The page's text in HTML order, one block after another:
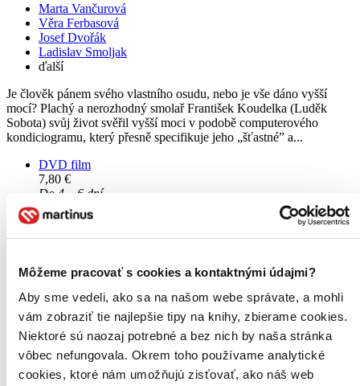
Môžeme pracovať s cookies a kontaktnými údajmi?
Aby sme vedeli, ako sa na našom webe správate, a mohli
vám zobraziť tie najlepšie tipy na knihy, zbierame cookies.
Niektoré sú naozaj potrebné a bez nich by naša stránka
vôbec nefungovala. Okrem toho používame analytické
cookies, ktoré nám umožňujú zisťovať, ako náš web
Marta Vančurová
Věra Ferbasová
Josef Dvořák
Ladislav Smoljak
ďalší
Je člověk pánem svého vlastního osudu, nebo je vše dáno vyšší
mocí? Plachý a nerozhodný smolař František Koudelka (Luděk
Sobota) svůj život svěřil vyšší moci v podobě computerového
kondiciogramu, který přesně specifikuje jeho „šťastné” a...
DVD film
7,80 €
Do 4 – 6 dní
Tento produkt momentálne nemáme na sklade, ale zvyčajne
vám ho vieme zabezpečiť a odoslať do 4 – 6 dní. A
posnažíme sa aj trochu rýchlejšie!
Vložiť do košíka